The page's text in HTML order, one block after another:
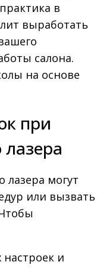
в
выработать
салона.
на основе
при
лазера
могут
или вызвать
и